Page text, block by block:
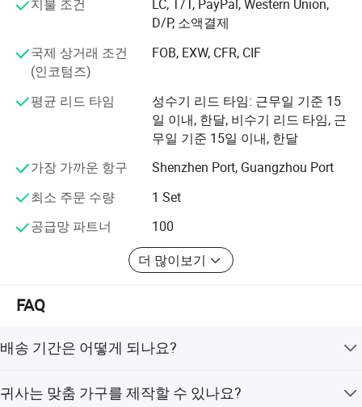
제품 매개 변수
도어 소재
Coutertop 석영/소결 석재/화강암/대리석/사용자 지정 가능
배송 시간: 보증금을 받은 후 40-60일
패널 맞춤형 가구 업계에서 가장 영향력 있는 브랜드가 되
지불 조건
LC, T/T, PayPal, Western Union,
D/P, 소액결제
국제 상거래 조건
(인코텀즈)
FOB, EXW, CFR, CIF
평균 리드 타임
성수기 리드 타임: 근무일 기준 15
일 이내, 한달, 비수기 리드 타임, 근
무일 기준 15일 이내, 한달
가장 가까운 항구
Shenzhen Port, Guangzhou Port
최소 주문 수량
1 Set
공급망 파트너
100
더 많이보기
FAQ
배송 기간은 어떻게 되나요?
면 확정, 목재 색상 및 원단 또는 PU 소재 선택 후 약 30~45
귀사는 맞춤 가구를 제작할 수 있나요?